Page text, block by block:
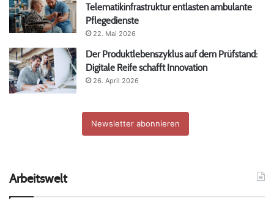
Telematikinfrastruktur entlasten ambulante
Pflegedienste
22. Mai 2026
Der Produktlebenszyklus auf dem Prüfstand:
Digitale Reife schafft Innovation
26. April 2026
Newsletter abonnieren
Arbeitswelt